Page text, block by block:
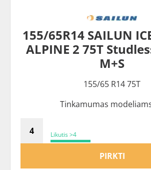
155/65R14 SAILUN
ALPINE 2 75T
M+S
155/65 R14 75T
Tinkamumas
Likutis >4
PIRKTI